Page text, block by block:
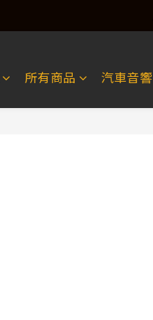
所有商品 汽車音響